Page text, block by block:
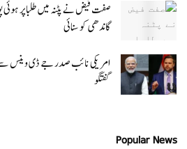
صفت فیض نے پٹنہ میں طلبا پر
گاندھی کو سنائی
امریکی نائب صدر جے ڈی وینس سے
گفتگو
Popular News